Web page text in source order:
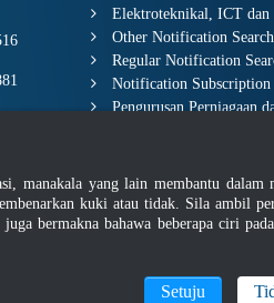
Elektroteknikal, ICT dan
Other Notification Search
Regular Notification
Notification Subscription
Pengurusan Perniagaan
manakala yang lain membantu dalam
kuki atau tidak. Sila ambil
bermakna bahawa beberapa ciri
Setuju